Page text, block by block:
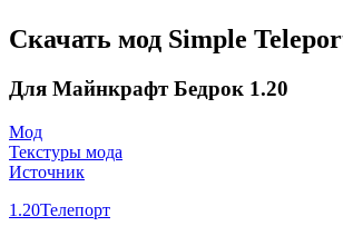
Скачать мод Simple
Для Майнкрафт Бедрок 1.20
Мод
Текстуры мода
Источник
1.20Телепорт